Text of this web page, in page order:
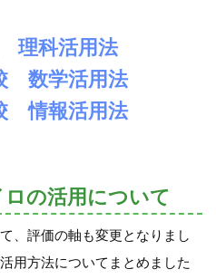
理科活用法
数学活用法
情報活用法
の活用について
、評価の軸も変更となりまし
用方法についてまとめました